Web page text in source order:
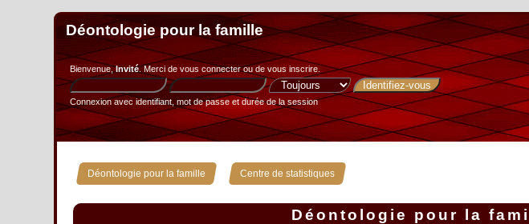
Déontologie pour la famille
Bienvenue,Invité. Merci devous connecterou devous inscrire.
Connexion avec identifiant, mot de passe et durée de la session
Déontologie pour la famille » Centre de statistiques
Déontologie pour la